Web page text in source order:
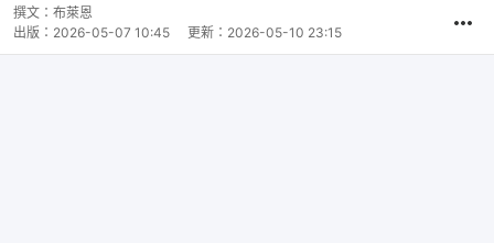
撰文： 布萊恩
出版： 2026-05-07 10:45 更新： 2026-05-10 23:15